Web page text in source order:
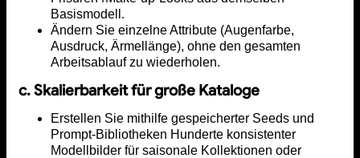
Basismodell.
Ändern Sie einzelne Attribute (Augenfarbe,
Ausdruck, Ärmellänge), ohne den gesamten
Arbeitsablauf zu wiederholen.
c. Skalierbarkeit für große Kataloge
Erstellen Sie mithilfe gespeicherter Seeds und
Prompt-Bibliotheken Hunderte konsistenter
Modellbilder für saisonale Kollektionen oder